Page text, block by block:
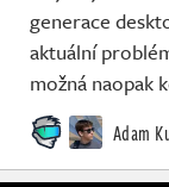
generace
aktuální
možná naopak
Adam